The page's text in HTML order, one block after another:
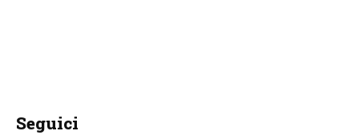
Seguici